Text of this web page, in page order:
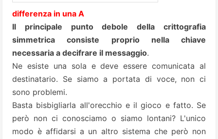
differenza in una A
Il principale punto debole della crittografia
simmetrica consiste proprio nella chiave
necessaria a decifrare il messaggio.
Ne esiste una sola e deve essere comunicata al
destinatario. Se siamo a portata di voce, non ci
sono problemi.
Basta bisbigliarla all'orecchio e il gioco e fatto. Se
però non ci conosciamo o siamo lontani? L'unico
modo è affidarsi a un altro sistema che però non